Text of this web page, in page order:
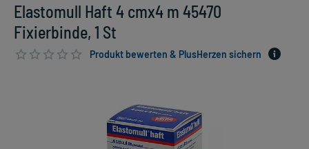
Elastomull Haft 4 cmx4 m 45470
Fixierbinde, 1 St
Produkt bewerten & PlusHerzen sichern